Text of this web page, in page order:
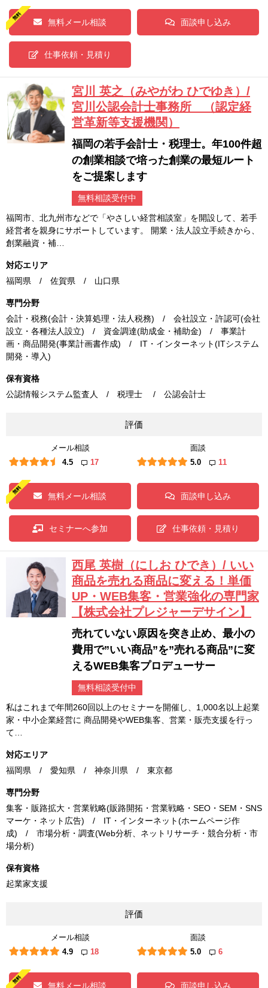
無料メール相談 面談申し込み
仕事依頼・見積り
宮川 英之（みやがわ ひでゆき）/
宮川公認会計士事務所 （認定経
営革新等支援機関）
福岡の若手会計士・税理士。年100件超
の創業相談で培った創業の最短ルート
をご提案します
無料相談受付中
福岡市、北九州市などで「やさしい経営相談室」を開設して、若手
経営者を親身にサポートしています。 開業・法人設立手続きから、
創業融資・補…
対応エリア
福岡県 / 佐賀県 / 山口県
専門分野
会計・税務(会計・決算処理・法人税務) / 会社設立・許認可(会社
設立・各種法人設立) / 資金調達(助成金・補助金) / 事業計
画・商品開発(事業計画書作成) / IT・インターネット(ITシステム
開発・導入)
保有資格
公認情報システム監査人 / 税理士 / 公認会計士
評価
メール相談
4.5
17
面談
5.0
11
無料メール相談 面談申し込み
セミナーへ参加 仕事依頼・見積り
西尾 英樹（にしお ひでき）/ いい
商品を売れる商品に変える！単価
UP・WEB集客・営業強化の専門家
【株式会社プレジャーデサイン】
売れていない原因を突き止め、最小の
費用で”いい商品”を”売れる商品”に変
えるWEB集客プロデューサー
無料相談受付中
私はこれまで年間260回以上のセミナーを開催し、1,000名以上起業
家・中小企業経営に 商品開発やWEB集客、営業・販売支援を行っ
て…
対応エリア
福岡県 / 愛知県 / 神奈川県 / 東京都
専門分野
集客・販路拡大・営業戦略(販路開拓・営業戦略・SEO・SEM・SNS
マーケ・ネット広告) / IT・インターネット(ホームページ作
成) / 市場分析・調査(Web分析、ネットリサーチ・競合分析・市
場分析)
保有資格
起業家支援
評価
メール相談
4.9
18
面談
5.0
6
無料メール相談 面談申し込み